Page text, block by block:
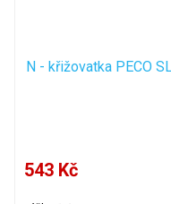
N - křižovatka PECO
543 Kč